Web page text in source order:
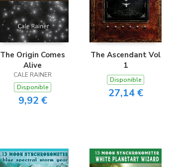
The Origin Comes
Alive
CALE RAINER
Disponible
9,92 €
The Ascendant Vol
1
Disponible
27,14 €